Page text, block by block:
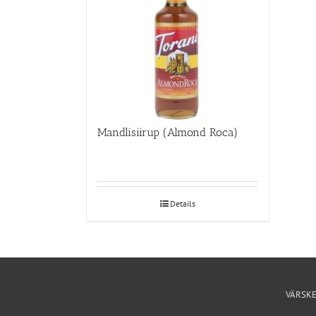
Mandlisiirup (Almond Roca)
Details